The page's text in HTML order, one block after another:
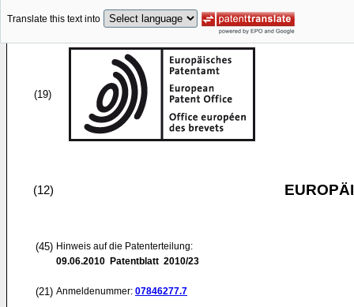
Translate this text into
(19)
(12)
(45) Hinweis auf die Patenterteilung:
09.06.2010 Patentblatt 2010/23
(21) Anmeldenummer: 07846277.7